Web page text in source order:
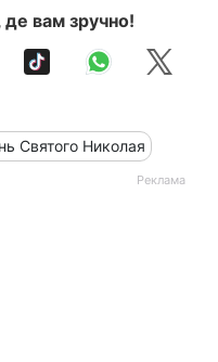
вам зручно!
Святого Николая